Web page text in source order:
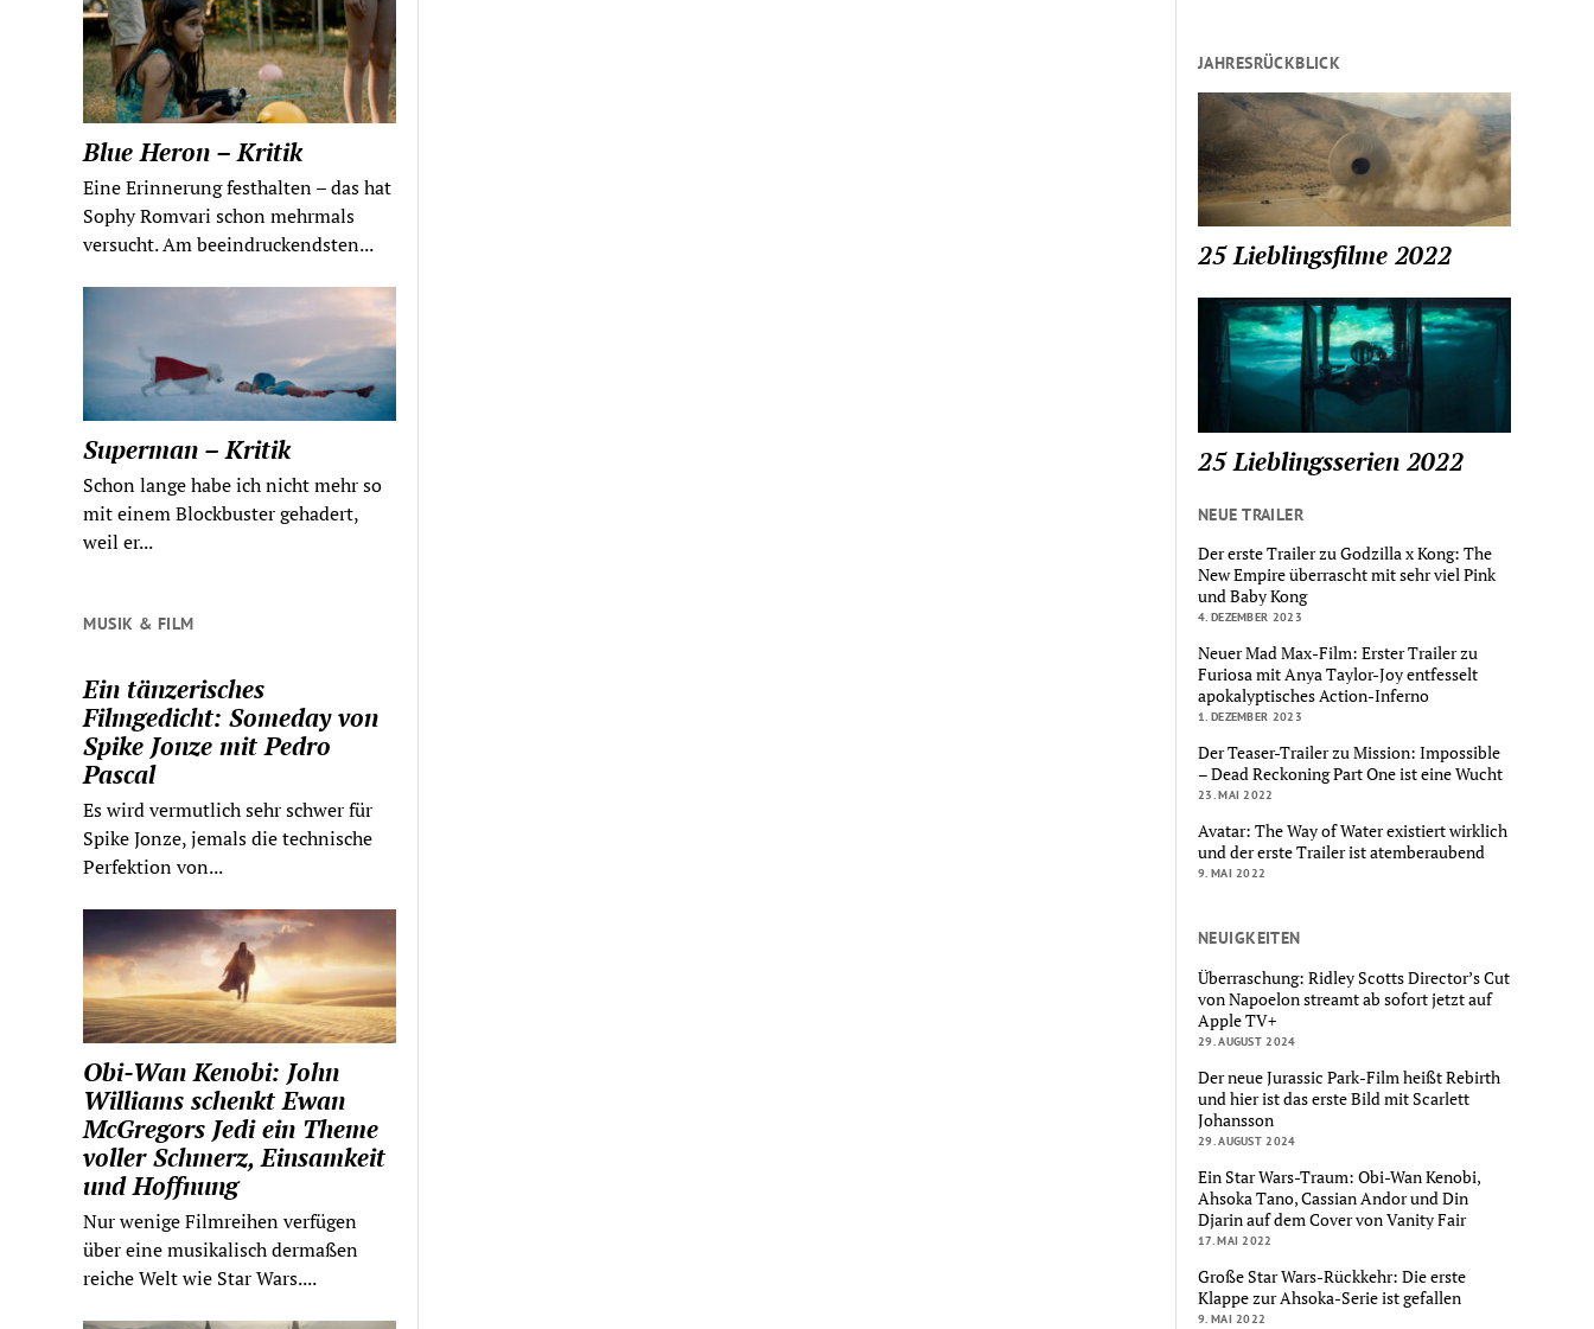
Blue Heron – Kritik
Eine Erinnerung festhalten – das hat
Sophy Romvari schon mehrmals
versucht. Am beeindruckendsten...
Superman – Kritik
Schon lange habe ich nicht mehr so
mit einem Blockbuster gehadert,
weil er...
MUSIK & FILM
Ein tänzerisches
Filmgedicht: Someday von
Spike Jonze mit Pedro
Pascal
Es wird vermutlich sehr schwer für
Spike Jonze, jemals die technische
Perfektion von...
Obi-Wan Kenobi: John
Williams schenkt Ewan
McGregors Jedi ein Theme
voller Schmerz, Einsamkeit
und Hoffnung
Nur wenige Filmreihen verfügen
über eine musikalisch dermaßen
reiche Welt wie Star Wars....
JAHRESRÜCKBLICK
25 Lieblingsfilme 2022
25 Lieblingsserien 2022
NEUE TRAILER
Der erste Trailer zu Godzilla x Kong: The
New Empire überrascht mit sehr viel Pink
und Baby Kong
4. DEZEMBER 2023
Neuer Mad Max-Film: Erster Trailer zu
Furiosa mit Anya Taylor-Joy entfesselt
apokalyptisches Action-Inferno
1. DEZEMBER 2023
Der Teaser-Trailer zu Mission: Impossible
– Dead Reckoning Part One ist eine Wucht
23. MAI 2022
Avatar: The Way of Water existiert wirklich
und der erste Trailer ist atemberaubend
9. MAI 2022
NEUIGKEITEN
Überraschung: Ridley Scotts Director’s Cut
von Napoelon streamt ab sofort jetzt auf
Apple TV+
29. AUGUST 2024
Der neue Jurassic Park-Film heißt Rebirth
und hier ist das erste Bild mit Scarlett
Johansson
29. AUGUST 2024
Ein Star Wars-Traum: Obi-Wan Kenobi,
Ahsoka Tano, Cassian Andor und Din
Djarin auf dem Cover von Vanity Fair
17. MAI 2022
Große Star Wars-Rückkehr: Die erste
Klappe zur Ahsoka-Serie ist gefallen
9. MAI 2022